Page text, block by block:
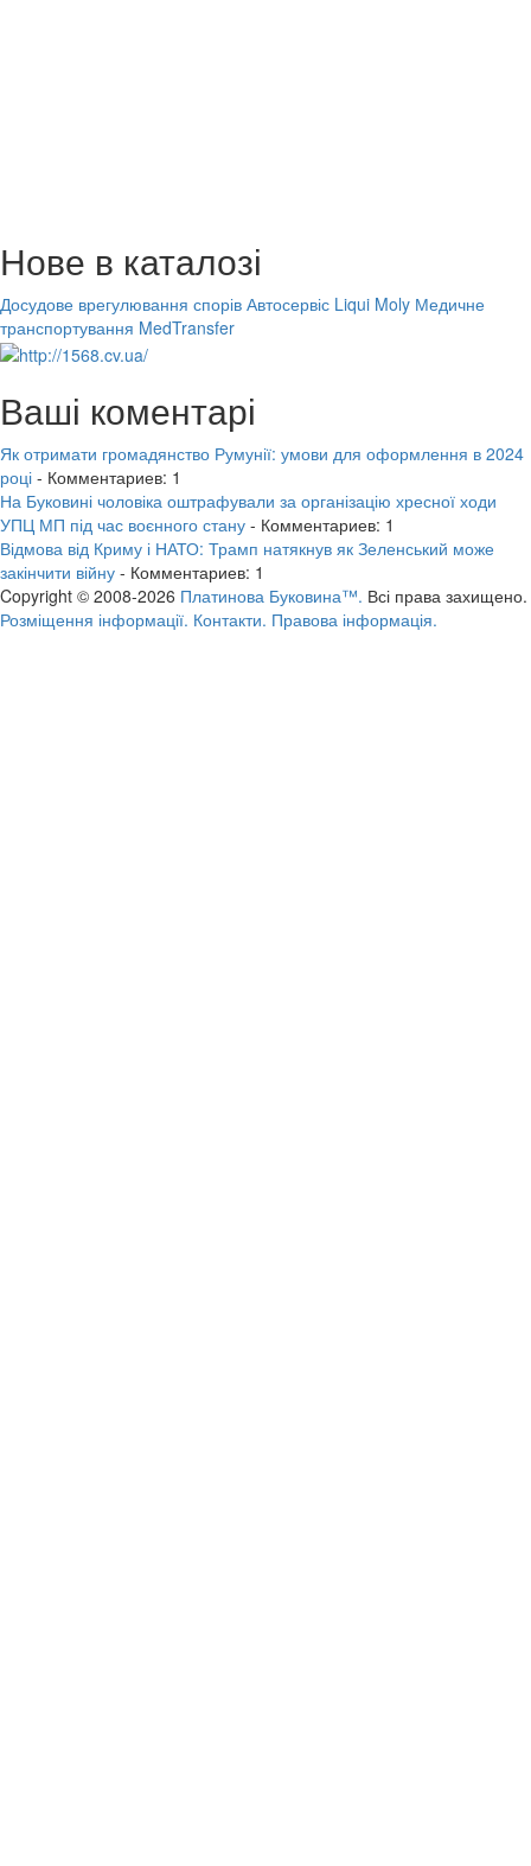
Нове в каталозі
Досудове врегулювання спорів Автосервіс Liqui Moly Медичне
транспортування MedTransfer
Ваші коментарі
Як отримати громадянство Румунії: умови для оформлення в 2024
році - Комментариев: 1
На Буковині чоловіка оштрафували за організацію хресної ходи
УПЦ МП під час воєнного стану - Комментариев: 1
Відмова від Криму і НАТО: Трамп натякнув як Зеленський може
закінчити війну - Комментариев: 1
Copyright © 2008-2026 Платинова Буковина™. Всі права захищено.
Розміщення інформації. Контакти. Правова інформація.